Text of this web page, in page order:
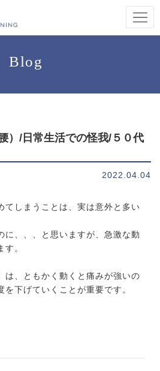
Blog
）/日常生活での怪我/５０代
2022.04.04
てしまうことは、実は意外と多い
に、、、と思いますが、急激な動
。
は、ともかく動くと痛みが強いの
下げていくことが重要です。